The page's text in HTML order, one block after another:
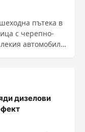
пътека в
с черепно-
автомобил е
дизелови